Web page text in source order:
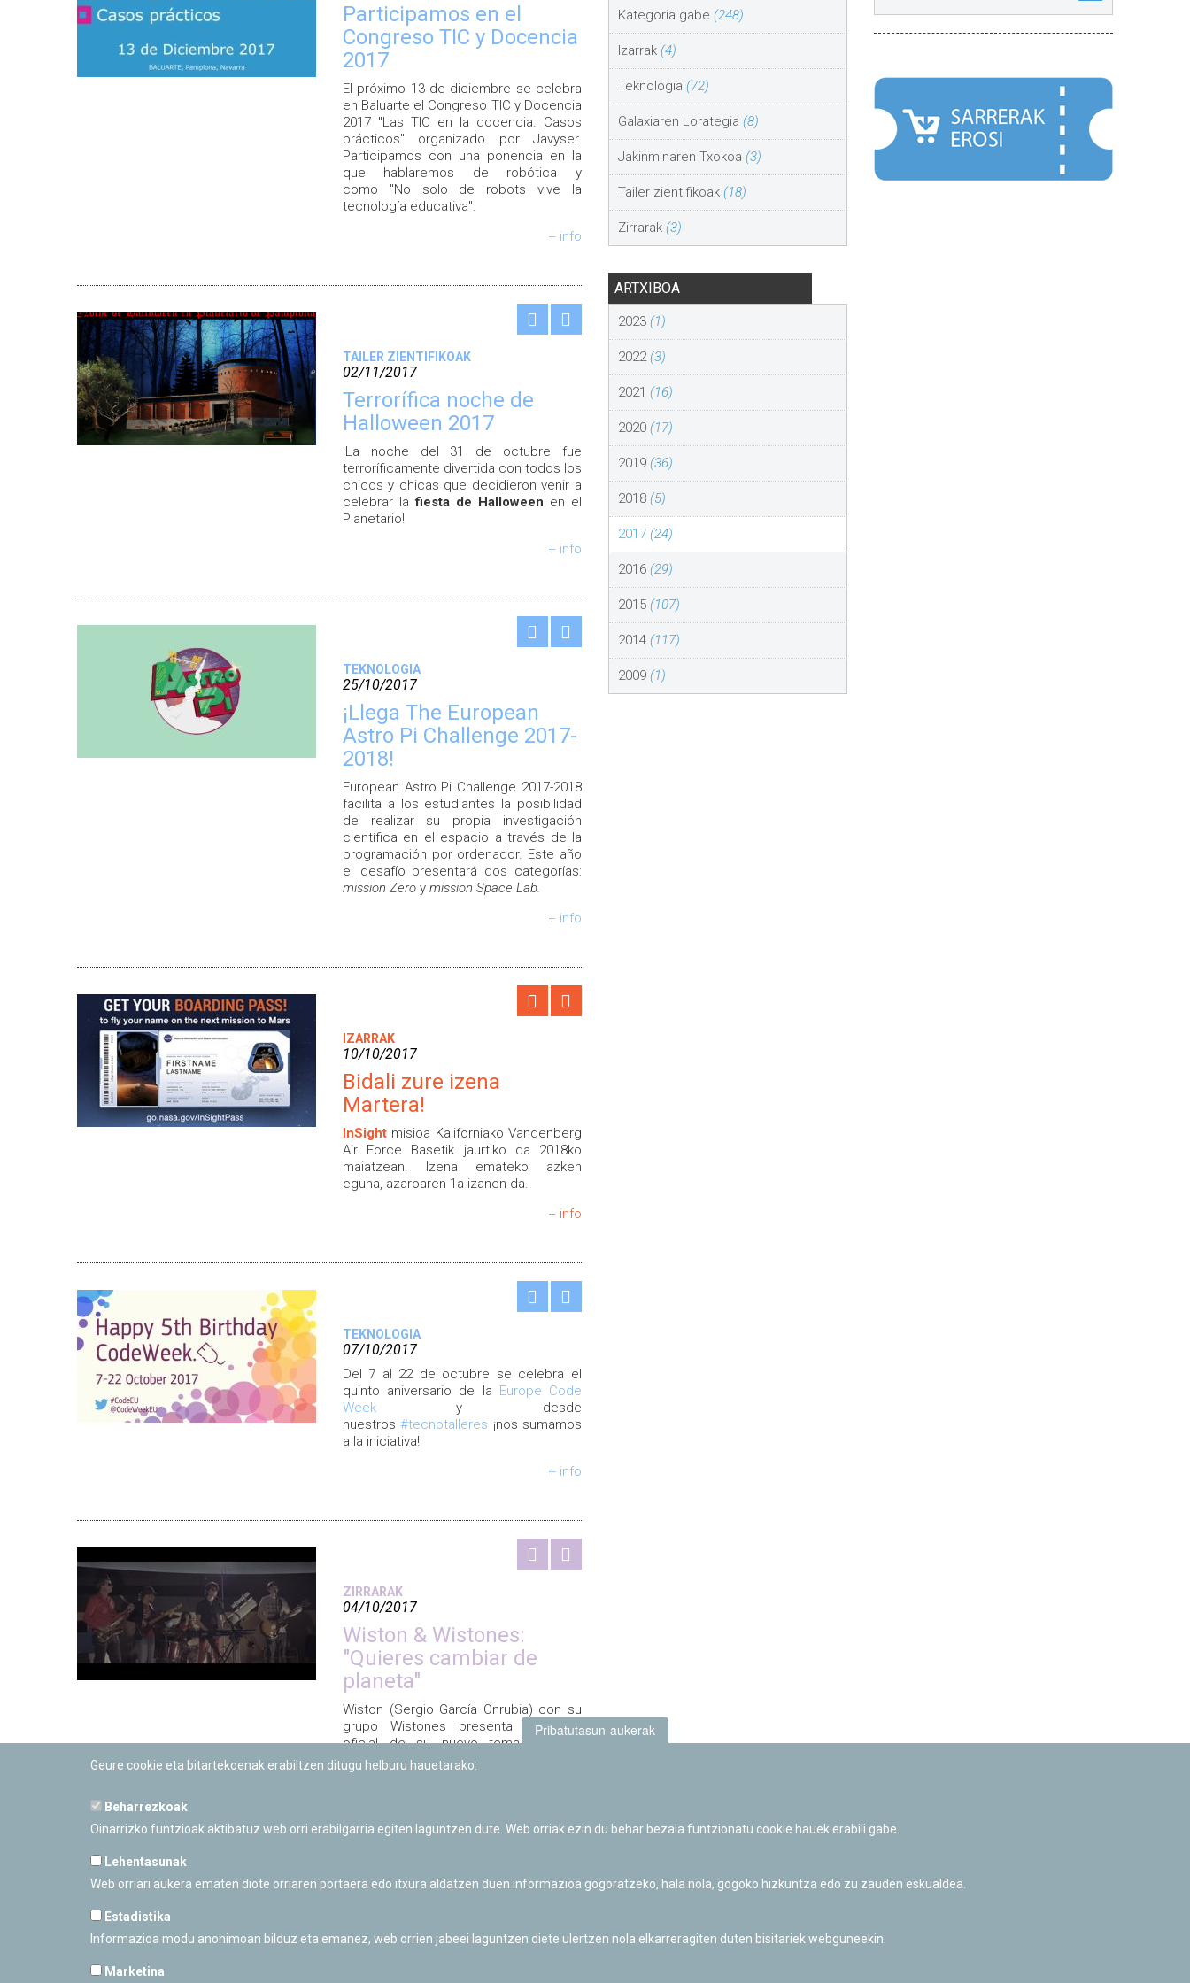
Participamos en el
Congreso TIC y Docencia
2017
El próximo 13 de diciembre se celebra
en Baluarte el Congreso TIC y Docencia
2017 "Las TIC en la docencia. Casos
prácticos" organizado por Javyser.
Participamos con una ponencia en la
que hablaremos de robótica y
como "No solo de robots vive la
tecnología educativa".
+ info
TAILER ZIENTIFIKOAK
02/11/2017
Terrorífica noche de
Halloween 2017
¡La noche del 31 de octubre fue
terroríficamente divertida con todos los
chicos y chicas que decidieron venir a
celebrar la fiesta de Halloween en el
Planetario!
+ info
TEKNOLOGIA
25/10/2017
¡Llega The European
Astro Pi Challenge 2017-
2018!
European Astro Pi Challenge 2017-2018
facilita a los estudiantes la posibilidad
de realizar su propia investigación
científica en el espacio a través de la
programación por ordenador. Este año
el desafío presentará dos categorías:
mission Zero ymission Space Lab.
+ info
IZARRAK
10/10/2017
Bidali zure izena
Martera!
InSight misioa Kaliforniako Vandenberg
Air Force Basetik jaurtiko da 2018ko
maiatzean. Izena emateko azken
eguna, azaroaren 1a izanen da.
+ info
TEKNOLOGIA
07/10/2017
Del 7 al 22 de octubre se celebra el
quinto aniversario de la Europe Code
Weeky desde
nuestros#tecnotalleres ¡nos sumamos
a la iniciativa!
+ info
ZIRRARAK
04/10/2017
Wiston & Wistones:
"Quieres cambiar de
planeta"
Wiston (Sergio García Onrubia) con su
grupo Wistones presenta el vídeo
oficial de su nuevo tema "Quieres
cambiar de planeta", grabado en el
Planetario de Pamplona en agosto de
+ info
Kategoria gabe (248)
Izarrak (4)
Teknologia (72)
Galaxiaren Lorategia (8)
Jakinminaren Txokoa (3)
Tailer zientifikoak (18)
Zirrarak (3)
ARTXIBOA
2023 (1)
2022(3)
2021 (16)
2020 (17)
2019 (36)
2018 (5)
2017 (24)
2016 (29)
2015 (107)
2014 (117)
2009 (1)
Pribatutasun-aukerak
Geure cookie eta bitartekoenak erabiltzen ditugu helburu hauetarako:
Beharrezkoak
Oinarrizko funtzioak aktibatuz web orri erabilgarria egiten laguntzen dute. Web orriak ezin du behar bezala funtzionatu cookie hauek erabili gabe.
Lehentasunak
Web orriari aukera ematen diote orriaren portaera edo itxura aldatzen duen informazioa gogoratzeko, hala nola, gogoko hizkuntza edo zu zauden eskualdea.
Estadistika
Informazioa modu anonimoan bilduz eta emanez, web orrien jabeei laguntzen diete ulertzen nola elkarreragiten duten bisitariek webguneekin.
Marketina